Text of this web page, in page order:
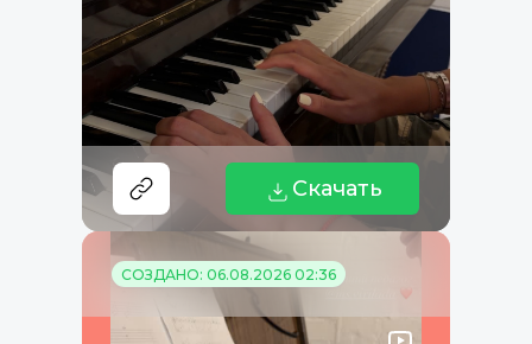
Скачать
СОЗДАНО: 06.08.2026 02:36